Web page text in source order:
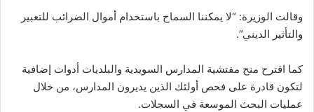
وقالت الوزيرة: “لا يمكننا السماح باستخدام أموال الضرائب للتعبير
والتأثير الديني”.
كما اقترح منح مفتشية المدارس السويدية والبلديات أدوات إضافية
لتكون قادرة على فحص أولئك الذين يديرون المدارس، من خلال
عمليات البحث الموسعة في السجلات.